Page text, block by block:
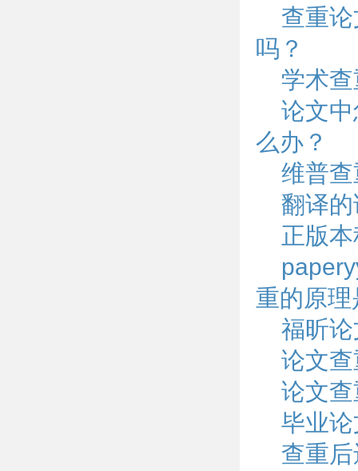
查重
吗？
学术
论文
么办？
维普
翻译
正版
重的原
福昕
论文
论文
毕业
查重